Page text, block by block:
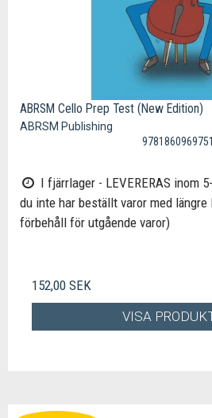
ABRSM Cello Prep Test (New Edition)
ABRSM Publishing
9781860969751
I fjärrlager - LEVERERAS inom
du inte har beställt varor med
förbehåll för utgående varor)
152,00 SEK
VISA